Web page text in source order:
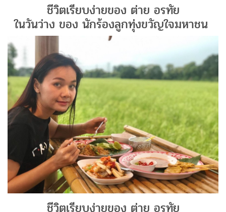
ชีวิตเรียบง่ายของ ต่าย อรทัย
ในวันว่าง ของ นักร้องลูกทุ่งขวัญใจมหาชน